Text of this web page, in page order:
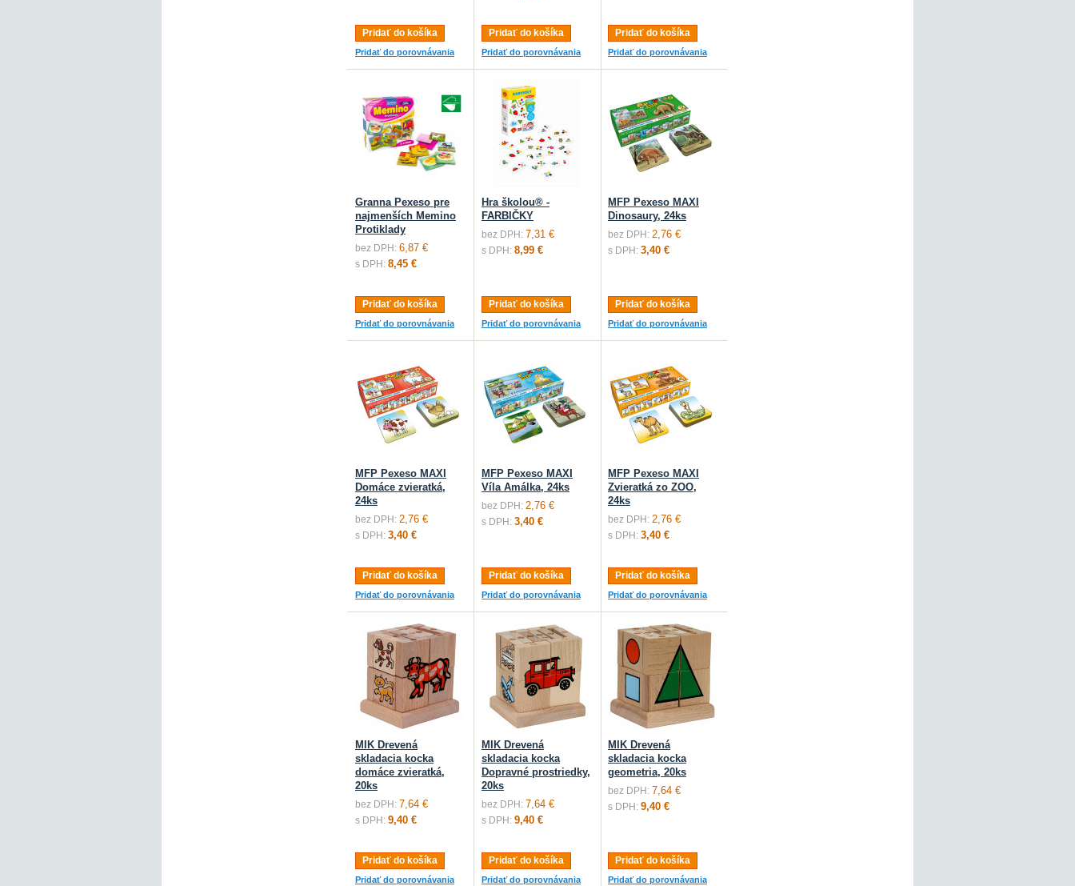
Pridať do košíka
Pridať do porovnávania
Pridať do košíka
Pridať do porovnávania
Pridať do košíka
Pridať do porovnávania
Granna Pexeso pre
najmenších Memino
Protiklady
bez DPH: 6,87 €
s DPH: 8,45 €
Pridať do košíka
Pridať do porovnávania
Hra školou® -
FARBIČKY
bez DPH: 7,31 €
s DPH: 8,99 €
Pridať do košíka
Pridať do porovnávania
MFP Pexeso MAXI
Dinosaury, 24ks
bez DPH: 2,76 €
s DPH: 3,40 €
Pridať do košíka
Pridať do porovnávania
MFP Pexeso MAXI
Domáce zvieratká,
24ks
bez DPH: 2,76 €
s DPH: 3,40 €
Pridať do košíka
Pridať do porovnávania
MFP Pexeso MAXI
Víla Amálka, 24ks
bez DPH: 2,76 €
s DPH: 3,40 €
Pridať do košíka
Pridať do porovnávania
MFP Pexeso MAXI
Zvieratká zo ZOO,
24ks
bez DPH: 2,76 €
s DPH: 3,40 €
Pridať do košíka
Pridať do porovnávania
MIK Drevená
skladacia kocka
domáce zvieratká,
20ks
bez DPH: 7,64 €
s DPH: 9,40 €
Pridať do košíka
Pridať do porovnávania
MIK Drevená
skladacia kocka
Dopravné prostriedky,
20ks
bez DPH: 7,64 €
s DPH: 9,40 €
Pridať do košíka
Pridať do porovnávania
MIK Drevená
skladacia kocka
geometria, 20ks
bez DPH: 7,64 €
s DPH: 9,40 €
Pridať do košíka
Pridať do porovnávania